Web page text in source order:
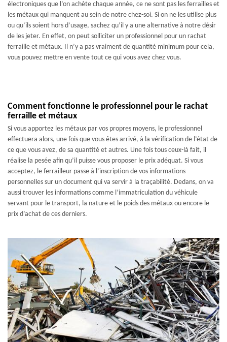
électroniques que l’on achète chaque année, ce ne sont pas les ferrailles et
les métaux qui manquent au sein de notre chez-soi. Si on ne les utilise plus
ou qu’ils soient hors d’usage, sachez qu’il y a une alternative à notre désir
de les jeter. En effet, on peut solliciter un professionnel pour un rachat
ferraille et métaux. Il n’y a pas vraiment de quantité minimum pour cela,
vous pouvez mettre en vente tout ce qui vous avez chez vous.
Comment fonctionne le professionnel pour le rachat
ferraille et métaux
Si vous apportez les métaux par vos propres moyens, le professionnel
effectuera alors, une fois que vous êtes arrivé, à la vérification de l’état de
ce que vous avez, de sa quantité et autres. Une fois tous ceux-là fait, il
réalise la pesée afin qu’il puisse vous proposer le prix adéquat. Si vous
acceptez, le ferrailleur passe à l’inscription de vos informations
personnelles sur un document qui va servir à la traçabilité. Dedans, on va
aussi trouver les informations comme l’immatriculation du véhicule
servant pour le transport, la nature et le poids des métaux ou encore le
prix d’achat de ces derniers.